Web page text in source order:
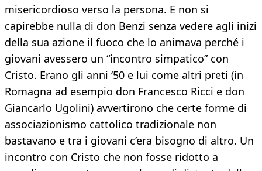
misericordioso verso la persona. E non si
capirebbe nulla di don Benzi senza vedere agli inizi
della sua azione il fuoco che lo animava perché i
giovani avessero un “incontro simpatico” con
Cristo. Erano gli anni ‘50 e lui come altri preti (in
Romagna ad esempio don Francesco Ricci e don
Giancarlo Ugolini) avvertirono che certe forme di
associazionismo cattolico tradizionale non
bastavano e tra i giovani c’era bisogno di altro. Un
incontro con Cristo che non fosse ridotto a